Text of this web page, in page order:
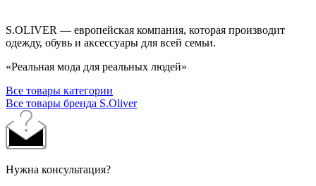
S.OLIVER — европейская компания, которая производит
одежду, обувь и аксессуары для всей семьи.
«Реальная мода для реальных людей»
Все товары категории
Все товары бренда S.Oliver
Нужна консультация?